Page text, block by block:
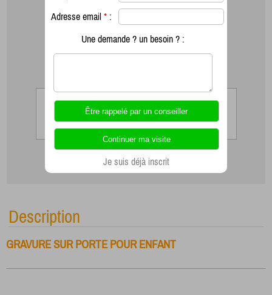
Description
GRAVURE SUR PORTE POUR ENFANT
Adresse email * :
Une demande ? un besoin ? :
Je suis déjà inscrit